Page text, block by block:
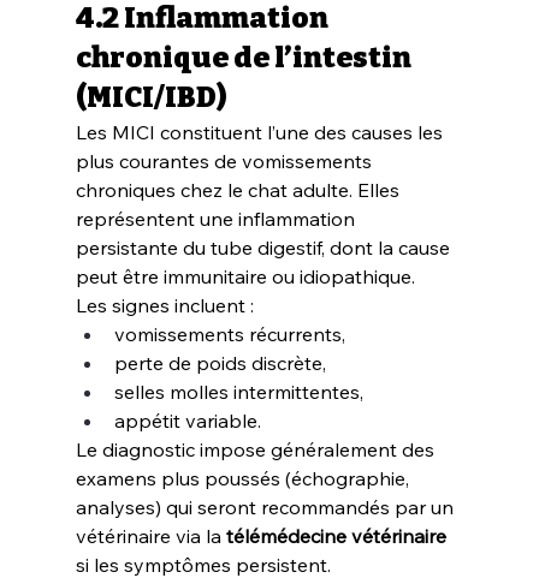
4.2 Inflammation
chronique de l’intestin
(MICI/IBD)
Les MICI constituent l’une des causes les
plus courantes de vomissements
chroniques chez le chat adulte. Elles
représentent une inflammation
persistante du tube digestif, dont la cause
peut être immunitaire ou idiopathique.
Les signes incluent :
vomissements récurrents,
perte de poids discrète,
selles molles intermittentes,
appétit variable.
Le diagnostic impose généralement des
examens plus poussés (échographie,
analyses) qui seront recommandés par un
vétérinaire via la télémédecine vétérinaire
si les symptômes persistent.